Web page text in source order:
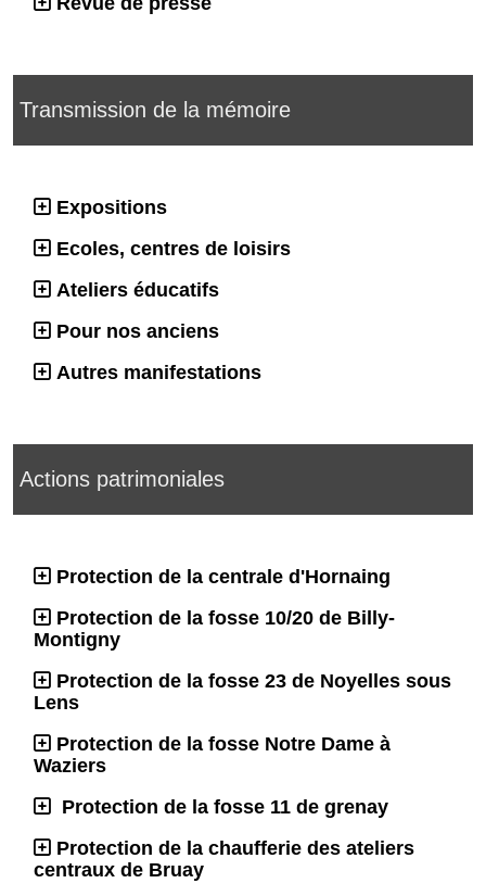
Transmission de la mémoire
Expositions
Ecoles, centres de loisirs
Ateliers éducatifs
Pour nos anciens
Autres manifestations
Actions patrimoniales
Protection de la centrale d'Hornaing
Protection de la fosse 10/20 de Billy-
Montigny
Protection de la fosse 23 de Noyelles sous
Lens
Protection de la fosse Notre Dame à
Waziers
Protection de la fosse 11 de grenay
Protection de la chaufferie des ateliers
centraux de Bruay